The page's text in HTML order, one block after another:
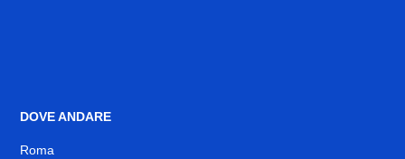
DOVE ANDARE
Roma